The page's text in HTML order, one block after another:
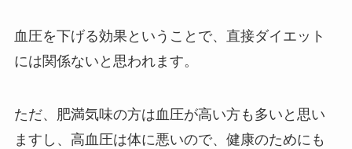
血圧を下げる効果ということで、直接ダイエット
には関係ないと思われます。
ただ、肥満気味の方は血圧が高い方も多いと思い
ますし、高血圧は体に悪いので、健康のためにも